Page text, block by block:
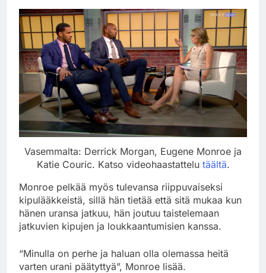
Vasemmalta: Derrick Morgan, Eugene Monroe ja
Katie Couric. Katso videohaastattelu täältä.
Monroe pelkää myös tulevansa riippuvaiseksi
kipulääkkeistä, sillä hän tietää että sitä mukaa kun
hänen uransa jatkuu, hän joutuu taistelemaan
jatkuvien kipujen ja loukkaantumisien kanssa.
“Minulla on perhe ja haluan olla olemassa heitä
varten urani päätyttyä”, Monroe lisää.